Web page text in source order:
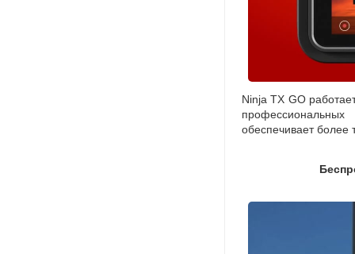
Ninja TX GO
профессиональных
обеспечивает более